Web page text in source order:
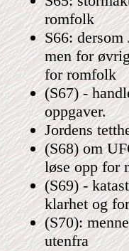
romfolk
S66:
men for
for romfolk
(S67) -
oppgaver.
Jordens
(S68) om
løse opp for
(S69) -
klarhet og
(S70):
utenfra